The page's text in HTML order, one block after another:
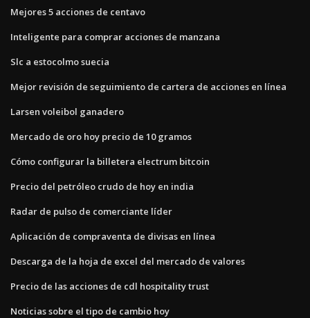
Mejores 5 acciones de centavo
Inteligente para comprar acciones de manzana
Slc a estocolmo suecia
Mejor revisión de seguimiento de cartera de acciones en línea
Larsen voleibol ganadero
Mercado de oro hoy precio de 10 gramos
Cómo configurar la billetera electrum bitcoin
Precio del petróleo crudo de hoy en india
Radar de pulso de comerciante líder
Aplicación de compraventa de divisas en línea
Descarga de la hoja de excel del mercado de valores
Precio de las acciones de cdl hospitality trust
Noticias sobre el tipo de cambio hoy